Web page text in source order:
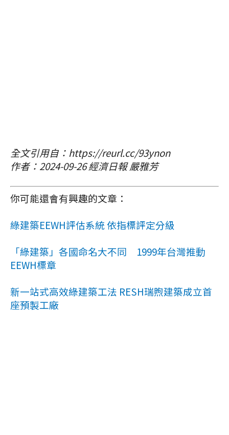
全文引用自：https://reurl.cc/93ynon
作者：2024-09-26 經濟日報 嚴雅芳
你可能還會有興趣的文章：
綠建築EEWH評估系統 依指標評定分級
「綠建築」各國命名大不同 1999年台灣推動
EEWH標章
新一站式高效綠建築工法 RESH瑞煦建築成立首
座預製工廠